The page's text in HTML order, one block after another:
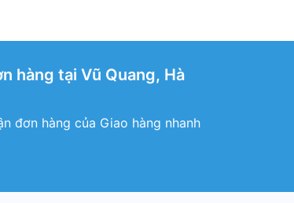
hàng tại Vũ Quang, Hà
đơn hàng của Giao hàng nhanh